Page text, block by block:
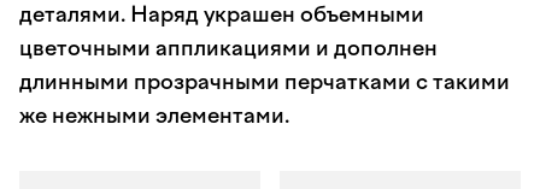
деталями. Наряд украшен объемными
цветочными аппликациями и дополнен
длинными прозрачными перчатками с такими
же нежными элементами.